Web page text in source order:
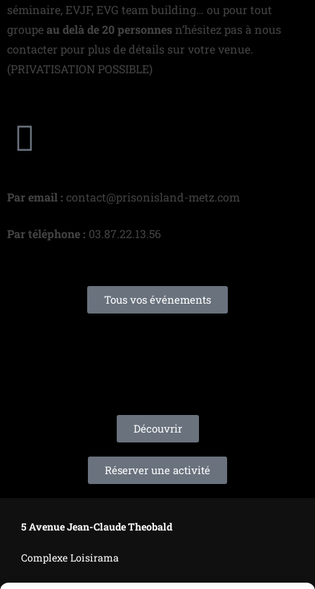
séminaire, EVJF, EVG team building… ou pour tout
groupeau delà de 20 personnes n’hésitez pas à nous
contacter pour plus de détails sur votre venue.
(PRIVATISATION POSSIBLE)
Par email : contact@prisonisland-metz.com
Par téléphone : 03.87.22.13.56
Tous vos événements
Découvrir
Réserver une activité
5 Avenue Jean-Claude Theobald
Complexe Loisirama